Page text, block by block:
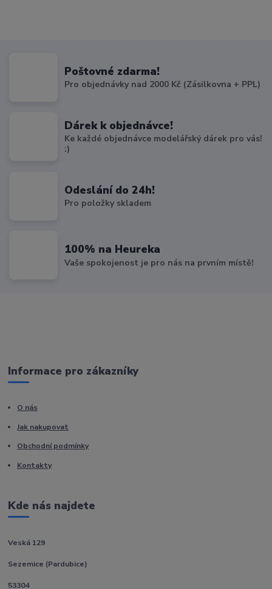
Poštovné zdarma!
Pro objednávky nad 2000 Kč (Zásilkovna + PPL)
Dárek k objednávce!
Ke každé objednávce modelářský dárek pro vás!
:)
Odeslání do 24h!
Pro položky skladem
100% na Heureka
Vaše spokojenost je pro nás na prvním místě!
Informace pro zákazníky
O nás
Jak nakupovat
Obchodní podmínky
Kontakty
Kde nás najdete
Veská 129
Sezemice (Pardubice)
53304